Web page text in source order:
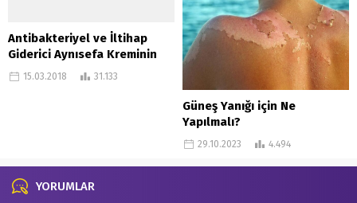
Antibakteriyel ve İltihap
Giderici Aynısefa Kreminin
Faydaları
15.03.2018 31.133
Güneş Yanığı için Ne
Yapılmalı?
29.10.2023 4.494
YORUMLAR